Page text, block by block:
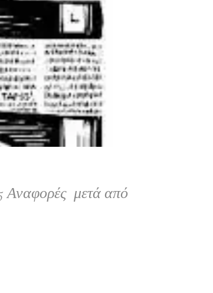
Αναφορές μετά από